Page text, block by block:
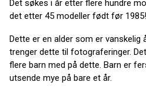
Det søkes i år etter flere hundre
det etter 45 modeller født før 1985!
Dette er en alder som er vanskelig
trenger dette til fotograferinger.
flere barn med på dette. Barn er
utsende mye på bare et år.